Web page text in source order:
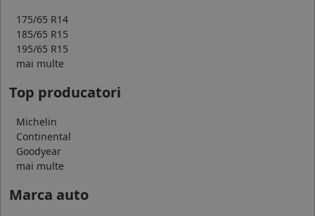
175/65 R14
185/65 R15
195/65 R15
mai multe
Top producatori
Michelin
Continental
Goodyear
mai multe
Marca auto